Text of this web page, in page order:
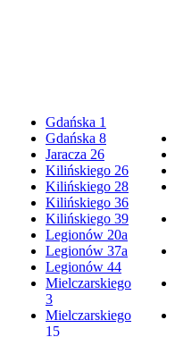
Gdańska 1
Gdańska 8
Jaracza 26
Kilińskiego 26
Kilińskiego 28
Kilińskiego 36
Kilińskiego 39
Legionów 20a
Legionów 37a
Legionów 44
Mielczarskiego
3
Mielczarskiego
15